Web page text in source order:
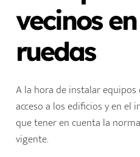
vecinos
ruedas
A la hora de instalar
acceso a los edificios y en el
que tener en cuenta la
vigente.